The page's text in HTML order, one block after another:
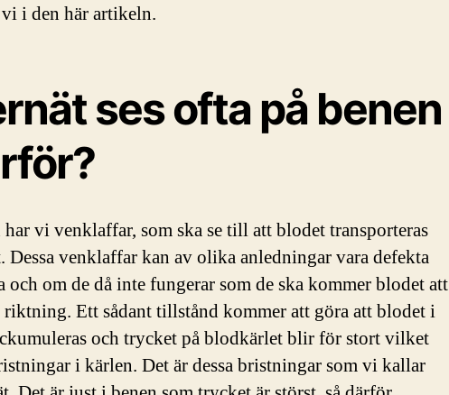
i den här artikeln.
ses ofta på benen
vi venklaffar, som ska se till att blodet transporteras
venklaffar kan av olika anledningar vara defekta
och om de då inte fungerar som de ska kommer blodet att
Ett sådant tillstånd kommer att göra att blodet i
och trycket på blodkärlet blir för stort vilket
i kärlen. Det är dessa bristningar som vi kallar